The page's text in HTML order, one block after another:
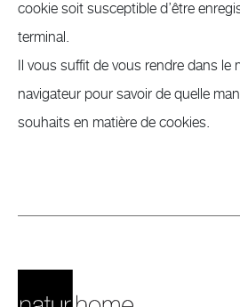
cookie soit susceptible d’être
terminal.
Il vous suffit de vous rendre dans le
navigateur pour savoir de quelle
souhaits en matière de cookies.